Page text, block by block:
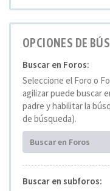
OPCIONES DE
Buscar en Foros:
Seleccione el Foro o
agilizar puede buscar
padre y habilitar la
de búsqueda).
Buscar en Foros
Buscar en subforos: